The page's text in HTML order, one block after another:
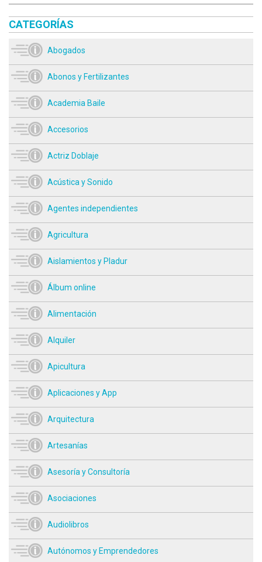
CATEGORÍAS
Abogados
Abonos y Fertilizantes
Academia Baile
Accesorios
Actriz Doblaje
Acústica y Sonido
Agentes independientes
Agricultura
Aislamientos y Pladur
Álbum online
Alimentación
Alquiler
Apicultura
Aplicaciones y App
Arquitectura
Artesanías
Asesoría y Consultoría
Asociaciones
Audiolibros
Autónomos y Emprendedores